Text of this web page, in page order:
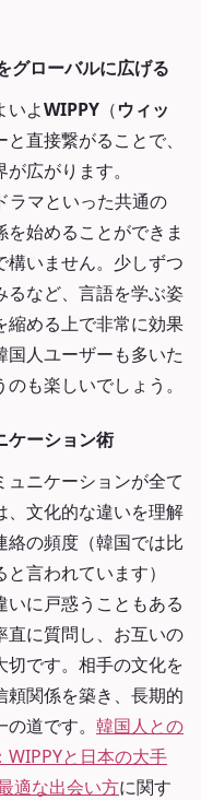
グローバルに広げる
いよWIPPY （ウィッ
直接繋がることで、
広がります。
ラマといった共通の
始めることができま
いません。少しずつ
るなど、言語を学ぶ姿
縮める上で非常に効果
人ユーザーも多いた
も楽しいでしょう。
ケーション術
ニケーションが全て
、文化的な違いを理解
絡の頻度（韓国では比
言われています）
に戸惑うこともある
直に質問し、お互いの
です。相手の文化を
関係を築き、長期的
道です。 韓国人との
と日本の大手
適な出会い方に関す